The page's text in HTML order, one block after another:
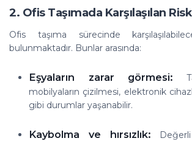
2. Ofis Taşımada Karşılaşılan
Ofis taşıma sürecinde
bulunmaktadır. Bunlar arasında:
Eşyaların zarar görmesi:
mobilyaların çizilmesi, elektronik
gibi durumlar yaşanabilir.
Kaybolma ve hırsızlık: